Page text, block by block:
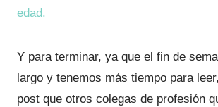
edad.
Y para terminar, ya que el fin de
largo y tenemos más tiempo para
post que otros colegas de profesión